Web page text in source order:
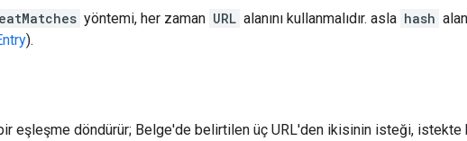
yöntemi, her zaman URL alanını kullanmalıdır. asla hash
).
eşleşme döndürür; Belge'de belirtilen üç URL'den ikisinin isteği,